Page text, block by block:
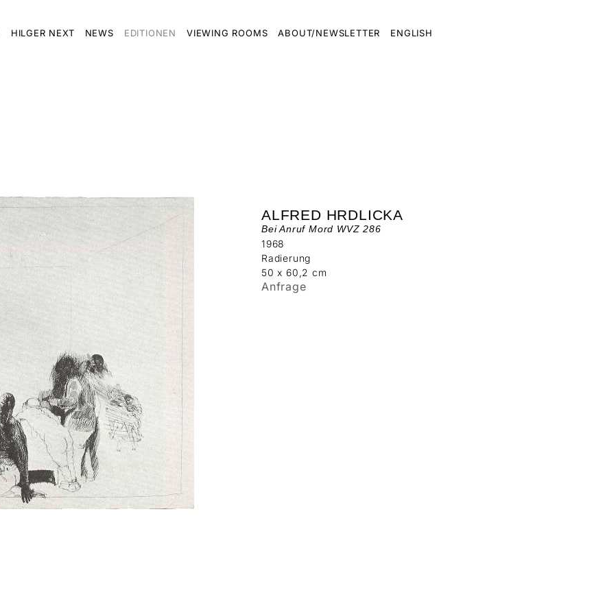
HILGER NEXT NEWS EDITIONEN VIEWING ROOMS ABOUT/NEWSLETTER ENGLISH
ALFRED HRDLICKA
Bei Anruf Mord WVZ 286
1968
Radierung
50 x 60,2 cm
Anfrage